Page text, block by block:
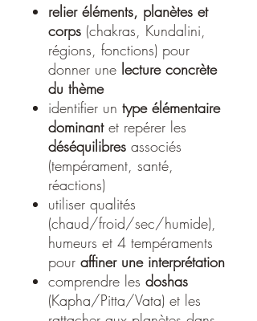
relier éléments, planètes et
corps (chakras, Kundalini,
régions, fonctions) pour
donner une lecture concrète
du thème
identifier un type élémentaire
dominantet repérer les
déséquilibres associés
(tempérament, santé,
réactions)
utiliser qualités
(chaud/froid/sec/humide),
humeurs et 4 tempéraments
pour affiner une interprétation
comprendre les doshas
(Kapha/Pitta/Vata) et les